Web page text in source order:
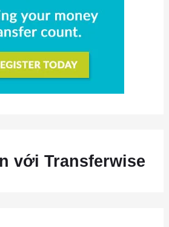
với Transferwise